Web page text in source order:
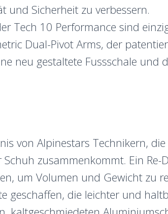
und Sicherheit zu verbessern.
Tech 10 Performance sind
Dual-Pivot Arms, der
neu gestaltete Fussschale und
von Alpinestars Technikern,
zusammenkommt. Ein Re-
um Volumen und Gewicht zu
geschaffen, die leichter und